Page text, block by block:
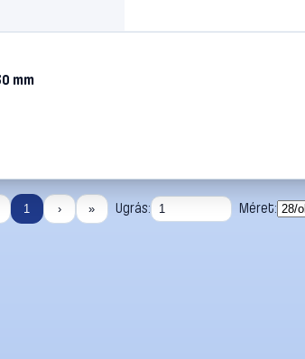
mm
1 › » Ugrás: Méret: